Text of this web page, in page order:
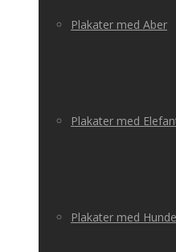
Plakater med Aber
Plakater med
Plakater med Hunde